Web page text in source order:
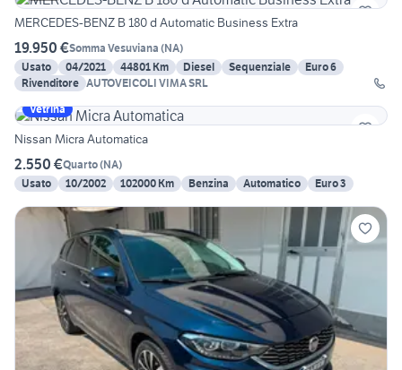
MERCEDES-BENZ B 180 d Automatic Business Extra
19.950 €Somma Vesuviana (NA)
Usato
04/2021 44801 Km Diesel Sequenziale
Euro 6
Rivenditore AUTOVEICOLI VIMA SRL
Vetrina
Nissan Micra Automatica
2.550 €Quarto(NA)
Usato
10/2002 102000 Km Benzina Automatico Euro 3